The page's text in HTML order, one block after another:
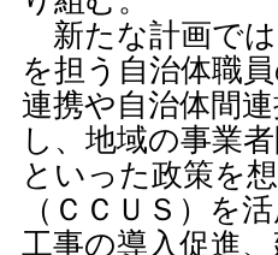
新たな計画では
を担う自治体職
連携や自治体間
し、地域の事業
といった政策を
（ＣＣＵＳ）を
工事の導入促進